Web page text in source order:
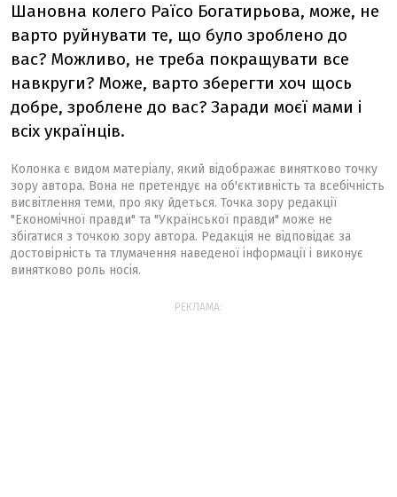
Шановна колего Раїсо Богатирьова, може, не
варто руйнувати те, що було зроблено до
вас? Можливо, не треба покращувати все
навкруги? Може, варто зберегти хоч щось
добре, зроблене до вас? Заради моєї мами і
всіх українців.
Колонка є видом матеріалу, який відображає винятково точку
зору автора. Вона не претендує на об'єктивність та всебічність
висвітлення теми, про яку йдеться. Точка зору редакції
"Економічної правди" та "Української правди" може не
збігатися з точкою зору автора. Редакція не відповідає за
достовірність та тлумачення наведеної інформації і виконує
винятково роль носія.
РЕКЛАМА: